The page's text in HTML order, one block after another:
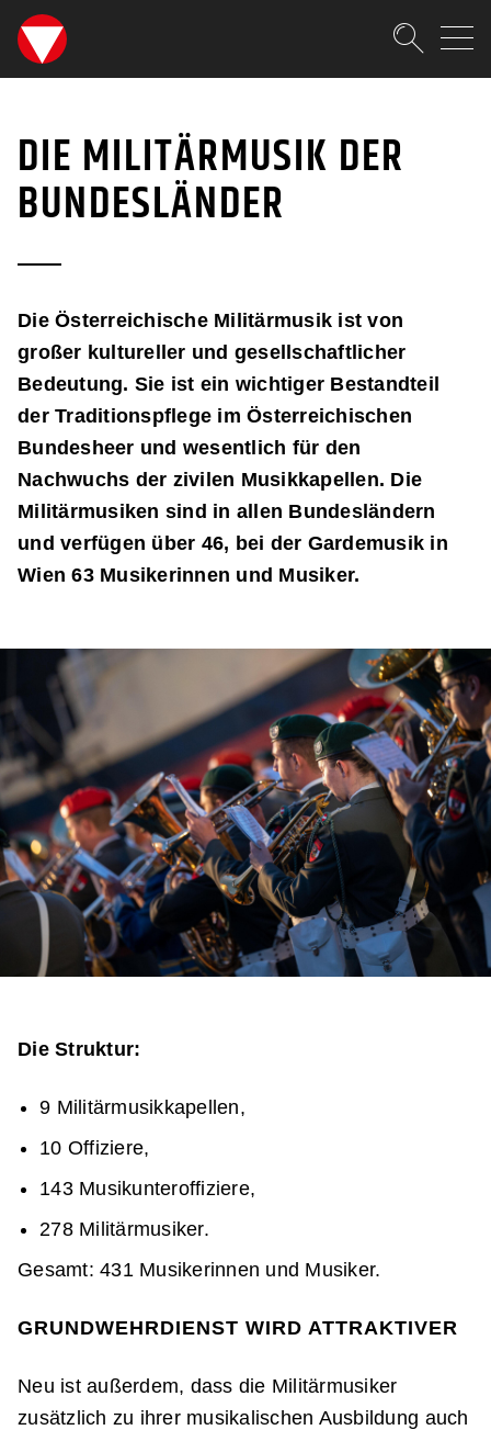
SKIPLINKS
MILITÄRMUSIK
DIE MILITÄRMUSIK DER
BUNDESLÄNDER
Die Österreichische Militärmusik ist von
großer kultureller und gesellschaftlicher
Bedeutung. Sie ist ein wichtiger Bestandteil
der Traditionspflege im Österreichischen
Bundesheer und wesentlich für den
Nachwuchs der zivilen Musikkapellen. Die
Militärmusiken sind in allen Bundesländern
und verfügen über 46, bei der Gardemusik in
Wien 63 Musikerinnen und Musiker.
Die Struktur:
9 Militärmusikkapellen,
10 Offiziere,
143 Musikunteroffiziere,
278 Militärmusiker.
Gesamt: 431 Musikerinnen und Musiker.
GRUNDWEHRDIENST WIRD ATTRAKTIVER
Neu ist außerdem, dass die Militärmusiker
zusätzlich zu ihrer musikalischen Ausbildung auch